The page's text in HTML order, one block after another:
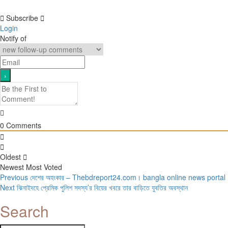
Subscribe
Login
Notify of
0 Comments
Oldest
Newest Most Voted
Post
navigation
Previous Previous
post:
দেশের অহংকার – Thebdreport24.com। bangla online news portal
Next Next
ঝিনাইদহে প্রেমিক পুলিশ সদস্য’র বিয়ের খবরে তার বাড়িতে যুবতির অবস্থান
Search